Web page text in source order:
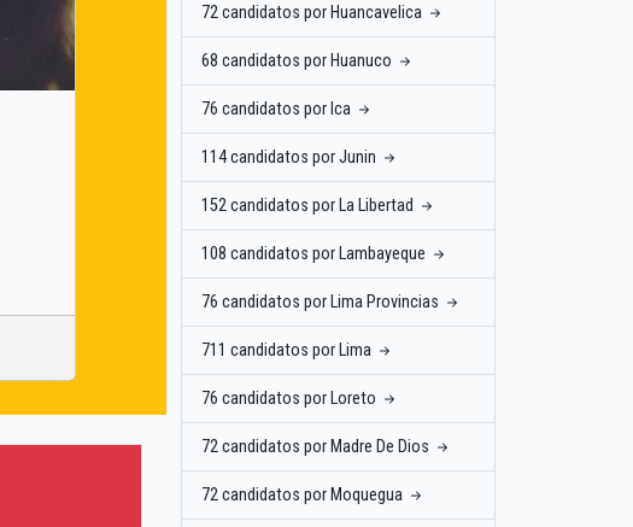
72 candidatos por Huancavelica
68 candidatos por Huanuco
76 candidatos por Ica
114 candidatos por Junin
152 candidatos por La Libertad
108 candidatos por Lambayeque
76 candidatos por Lima Provincias
711 candidatos por Lima
76 candidatos por Loreto
72 candidatos por Madre De Dios
72 candidatos por Moquegua